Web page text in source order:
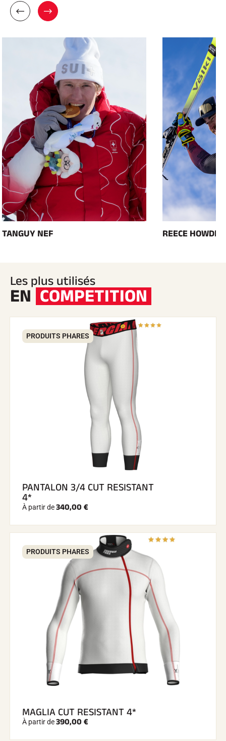
P
R
C
S
U
V
TANGUY NEF REECE HOWDEN
Les plus utilisés
EN COMPETITION
PRODUITS PHARES
PANTALON 3/4 CUT RESISTANT
4*
À partir de340,00 €
PRODUITS PHARES
MAGLIA CUT RESISTANT 4*
À partir de390,00 €